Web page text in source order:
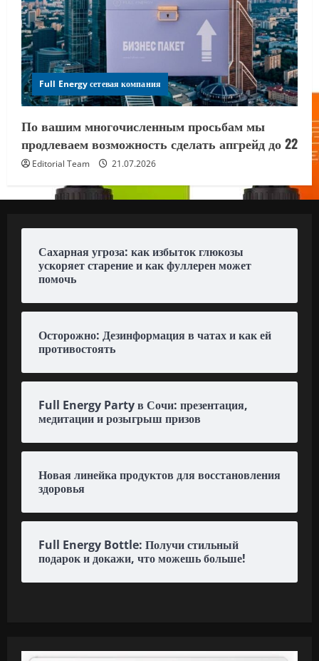
Full Energy сетевая компания
По вашим многочисленным просьбам мы
продлеваем возможность сделать апгрейд до 22
Editorial Team 21.07.2026
Сахарная угроза: как избыток глюкозы
ускоряет старение и как фуллерен может
помочь
Осторожно: Дезинформация в чатах и как ей
противостоять
Full Energy Party в Сочи: презентация,
медитации и розыгрыш призов
Новая линейка продуктов для восстановления
здоровья
Full Energy Bottle: Получи стильный
подарок и докажи, что можешь больше!